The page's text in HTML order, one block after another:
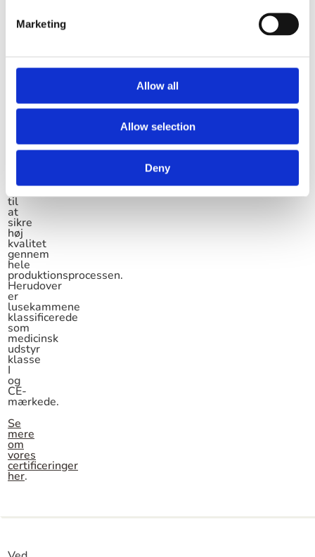
Marketing
Allow all
Allow selection
Deny
fra
vores
hos
blandet
13485-
er
med
til
at
sikre
høj
kvalitet
gennem
hele
produktionsprocessen.
Herudover
er
lusekammene
klassificerede
som
medicinsk
udstyr
klasse
I
og
CE-
mærkede.
Se
mere
om
vores
certificeringer
her.